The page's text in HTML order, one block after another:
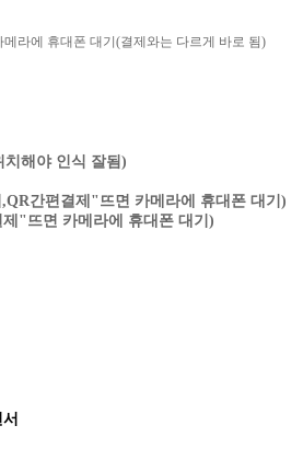
라에 휴대폰 대기(결제와는 다르게 바로 됨)
해야 인식 잘됨)
간편결제"뜨면 카메라에 휴대폰 대기)
"뜨면 카메라에 휴대폰 대기)